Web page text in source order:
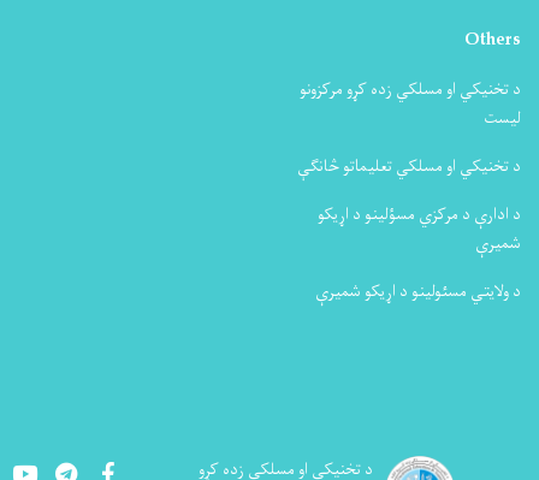
Others
د تخنیکي او مسلکي زده کړو مرکزونو
لیست
د تخنیکي او مسلکي تعلیماتو څانګې
د ادارې د مرکزي مسؤلینو د اړیکو
شمیرې
د ولایتي مسئولینو د اړیکو شمیرې
د تخنيکي او مسلکي زده کړو YoutubeLinkedIn